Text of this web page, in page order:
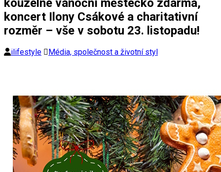
kouzelné vánoční městečko zdarma,
koncert Ilony Csákové a charitativní
rozměr – vše v sobotu 23. listopadu!
ilifestyle Média, společnost a životní styl